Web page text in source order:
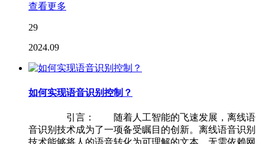
查看更多
29
2024.09
如何实现语音识别控制？
引言： 随着人工智能的飞速发展，离线语
音识别技术成为了一项备受瞩目的创新。离线语音识别